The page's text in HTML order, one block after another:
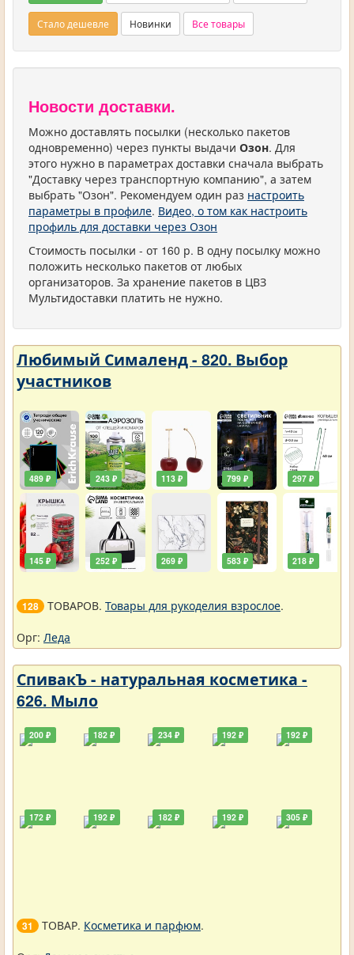
Стало дешевле Новинки Все товары
Новости доставки.
Можно доставлять посылки (несколько пакетов
одновременно) через пункты выдачи Озон. Для
этого нужно в параметрах доставки сначала выбрать
"Доставку через транспортную компанию", а затем
выбрать "Озон". Рекомендуем один раз настроить
параметры в профиле. Видео, о том как настроить
профиль для доставки через Озон
Стоимость посылки - от 160 р. В одну посылку можно
положить несколько пакетов от любых
организаторов. За хранение пакетов в ЦВЗ
Мультидоставки платить не нужно.
Любимый Сималенд - 820. Выбор
участников
489 ₽
145 ₽
243 ₽
252 ₽
113 ₽
269 ₽
799 ₽
583 ₽
297 ₽
218 ₽
128 ТОВАРОВ. Товары для рукоделия взрослое.
Орг: Леда
СпивакЪ - натуральная косметика -
626. Мыло
200 ₽
172 ₽
182 ₽
192 ₽
234 ₽
182 ₽
192 ₽
192 ₽
192 ₽
305 ₽
31 ТОВАР. Косметика и парфюм.